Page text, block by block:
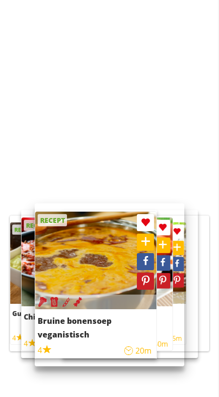
RECEPT
Guacamole
4
RECEPT
Chili con carne
4 45m
RECEPT
Bruine bonensoep
veganistisch
4
20m
RECEPT
Sushi rijstsalade
maaltijdsalade
40m
RECEPT
4 55m